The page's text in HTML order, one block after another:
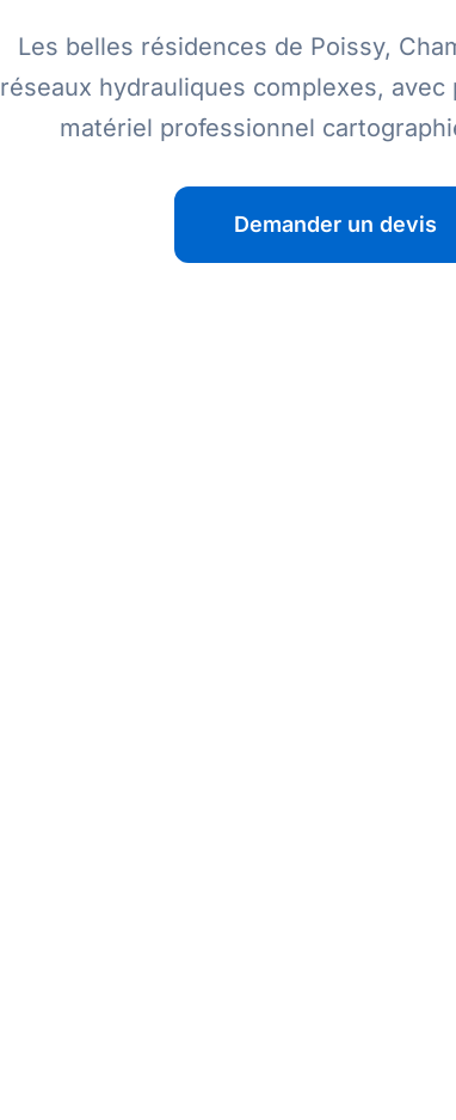
Les belles résidences de Poissy,
réseaux hydrauliques complexes,
matériel professionnel
Demander un devis